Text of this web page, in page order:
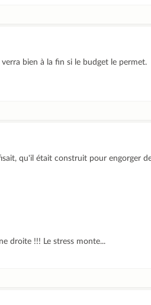
bien à la fin si le budget le permet.
qu'il était construit pour engorger
droite !!! Le stress monte...